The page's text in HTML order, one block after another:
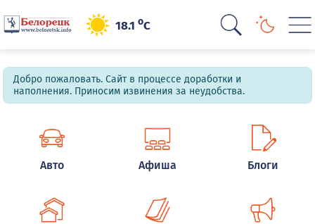
18.1oC
Добро пожаловать. Сайт в процессе доработки и
наполнения. Приносим извинения за неудобства.
Авто Афиша Блоги